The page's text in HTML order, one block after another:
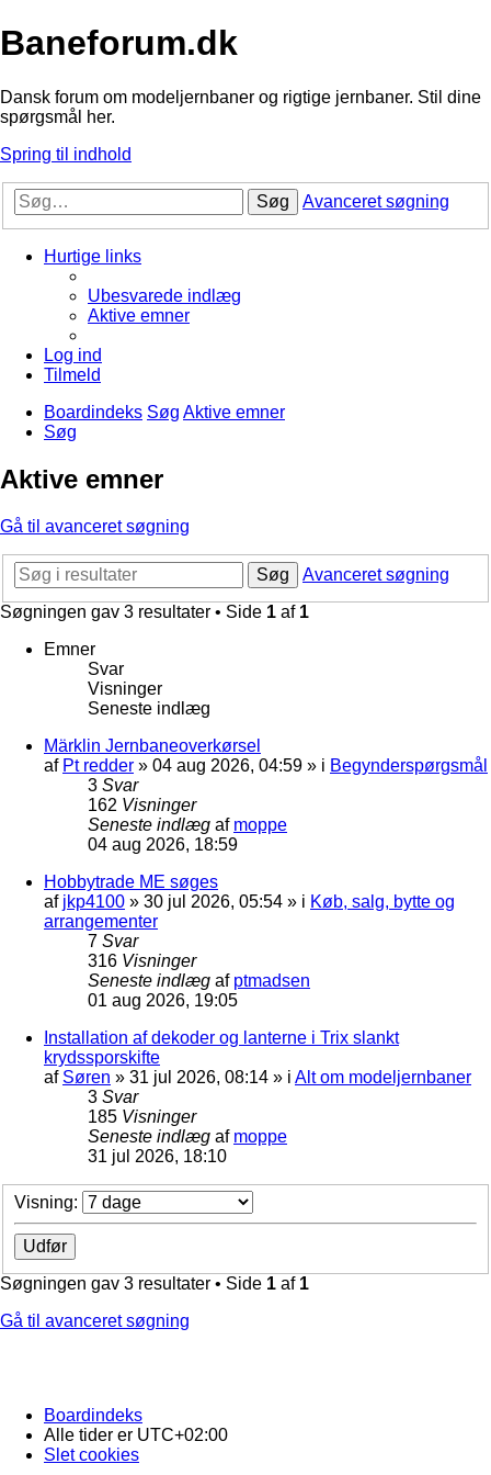
Baneforum.dk
Dansk forum om modeljernbaner og rigtige jernbaner. Stil dine
spørgsmål her.
Spring til indhold
Søg Avanceret søgning
Hurtige links
Ubesvarede indlæg
Aktive emner
Log ind
Tilmeld
Boardindeks Søg Aktive emner
Søg
Aktive emner
Gå til avanceret søgning
Søg
Avanceret søgning
Søgningen gav 3 resultater • Side 1 af 1
Emner
Svar
Visninger
Seneste indlæg
Märklin Jernbaneoverkørsel
af Pt redder » 04 aug 2026, 04:59 » i Begynderspørgsmål
3 Svar
162 Visninger
Seneste indlæg af moppe
04 aug 2026, 18:59
Hobbytrade ME søges
af jkp4100 » 30 jul 2026, 05:54 » i Køb, salg, bytte og
arrangementer
7 Svar
316 Visninger
Seneste indlæg af ptmadsen
01 aug 2026, 19:05
Installation af dekoder og lanterne i Trix slankt
krydssporskifte
af Søren » 31 jul 2026, 08:14 » i Alt om modeljernbaner
3 Svar
185 Visninger
Seneste indlæg af moppe
31 jul 2026, 18:10
Visning:
Søgningen gav 3 resultater • Side 1 af 1
Gå til avanceret søgning
Boardindeks
Alle tider er UTC+02:00
Slet cookies